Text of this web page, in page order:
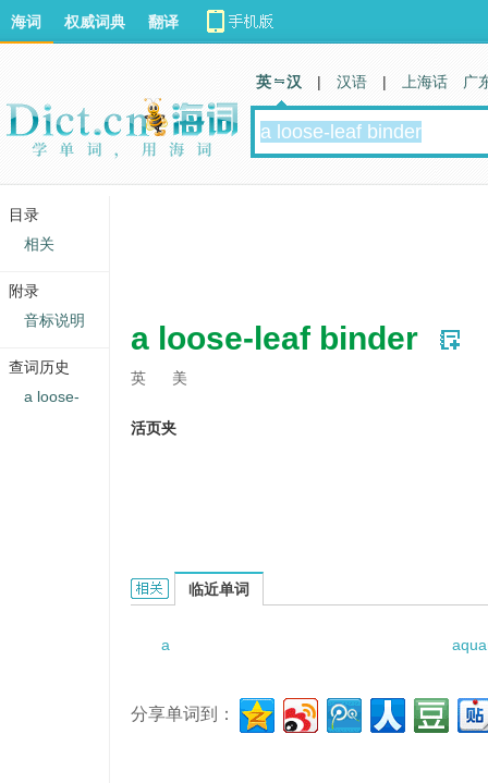
a loose-leaf binder
英 美
活页夹
a loose-leaf binder的相关资料：
临近单词
a
分享单词到：
海词 权威词典 翻译
英 汉 | 汉语 | 上海话 广
目录
相关
附录
音标说明
查词历史
a loose-